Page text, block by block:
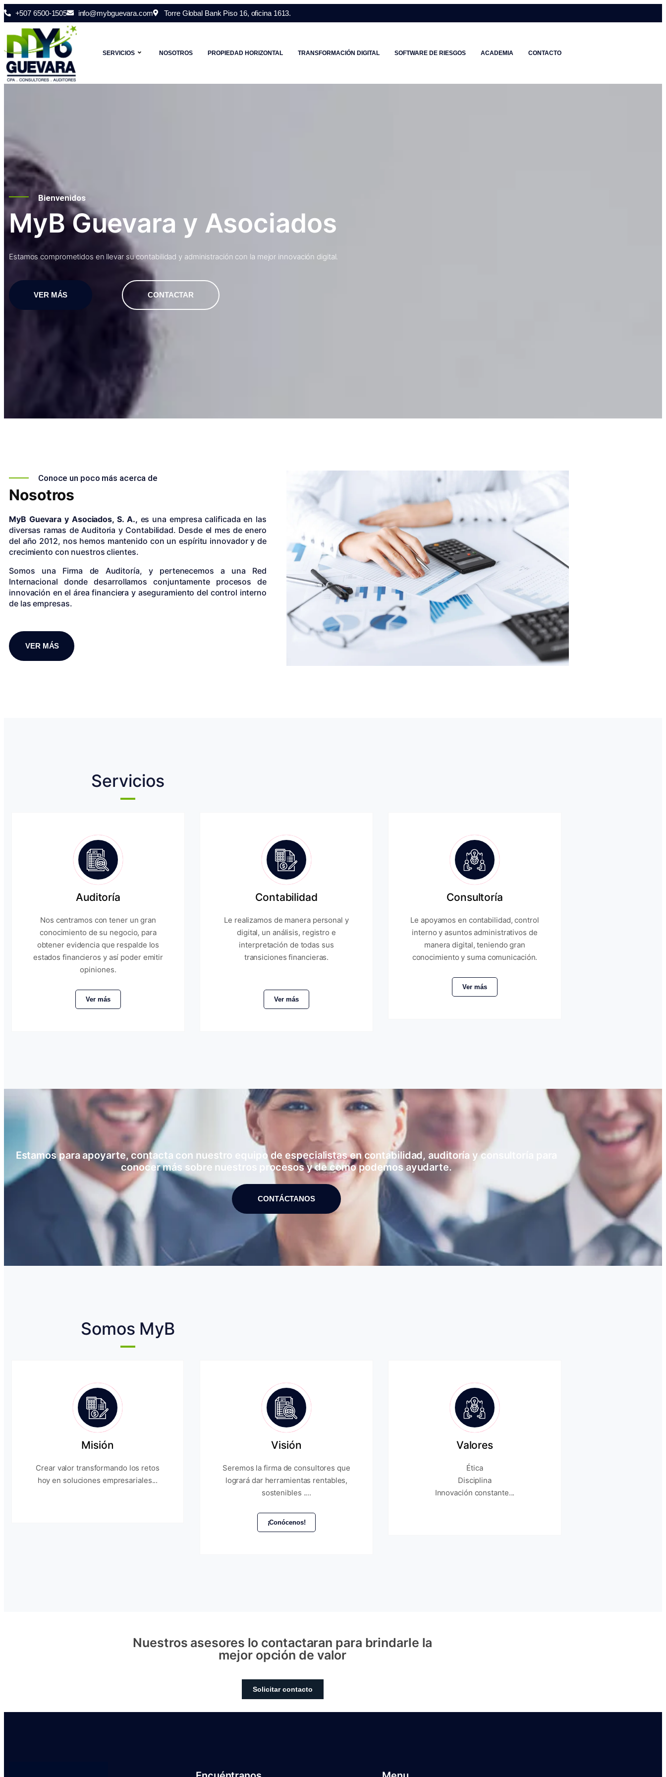
+507 6500-1505 info@mybguevara.com Torre Global Bank Piso 16, oficina 1613.
SERVICIOS NOSOTROS PROPIEDAD HORIZONTAL TRANSFORMACIÓN DIGITAL SOFTWARE DE RIESGOS ACADEMIA CONTACTO
Bienvenidos
MyB Guevara y Asociados
Estamos comprometidos en llevar su contabilidad y administración con la mejor innovación digital.
VER MÁS CONTACTAR
Conoce un poco más acerca de
Nosotros
MyB Guevara y Asociados, S. A., es una empresa calificada en las
diversas ramas de Auditoria y Contabilidad. Desde el mes de enero
del año 2012, nos hemos mantenido con un espíritu innovador y de
crecimiento con nuestros clientes.
Somos una Firma de Auditoría, y pertenecemos a una Red
Internacional donde desarrollamos conjuntamente procesos de
innovación en el área financiera y aseguramiento del control interno
de las empresas.
VER MÁS
Servicios
Auditoría
Nos centramos con tener un gran
conocimiento de su negocio, para
obtener evidencia que respalde los
estados financieros y así poder emitir
opiniones.
Ver más
Contabilidad
Le realizamos de manera personal y
digital, un análisis, registro e
interpretación de todas sus
transiciones financieras.
Ver más
Consultoría
Le apoyamos en contabilidad, control
interno y asuntos administrativos de
manera digital, teniendo gran
conocimiento y suma comunicación.
Ver más
Estamos para apoyarte, contacta con nuestro equipo de especialistas en contabilidad, auditoría y consultoría para
conocer más sobre nuestros procesos y de como podemos ayudarte.
CONTÁCTANOS
Somos MyB
Misión
Crear valor transformando los retos
hoy en soluciones empresariales...
Visión
Seremos la firma de consultores que
logrará dar herramientas rentables,
sostenibles ....
¡Conócenos!
Valores
Ética
Disciplina
Innovación constante...
Nuestros asesores lo contactaran para brindarle la
mejor opción de valor
Solicitar contacto